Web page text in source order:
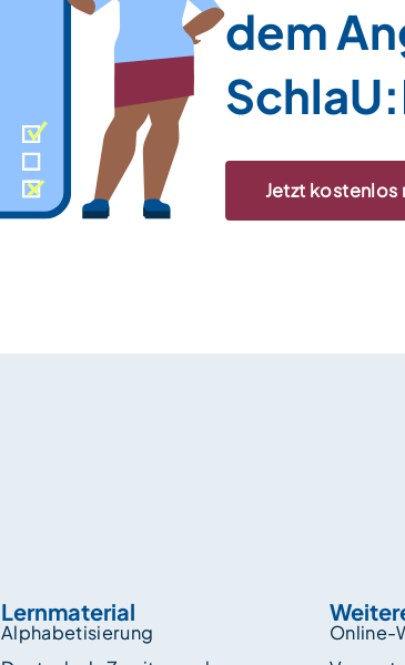
dem
Jetzt
Lernmaterial
Alphabetisierung
Online-